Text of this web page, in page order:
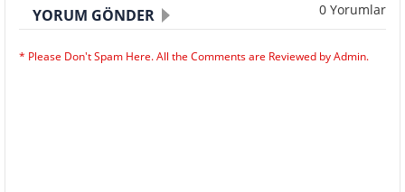
YORUM GÖNDER 0 Yorumlar
* Please Don't Spam Here. All the Comments are Reviewed by Admin.